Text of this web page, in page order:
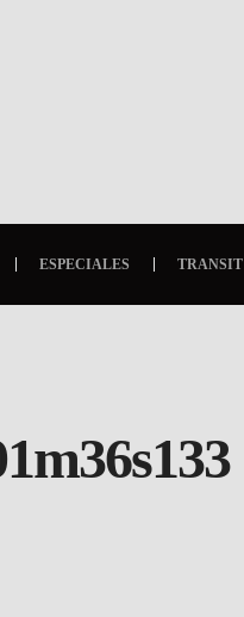
ESPECIALES TRANSIT